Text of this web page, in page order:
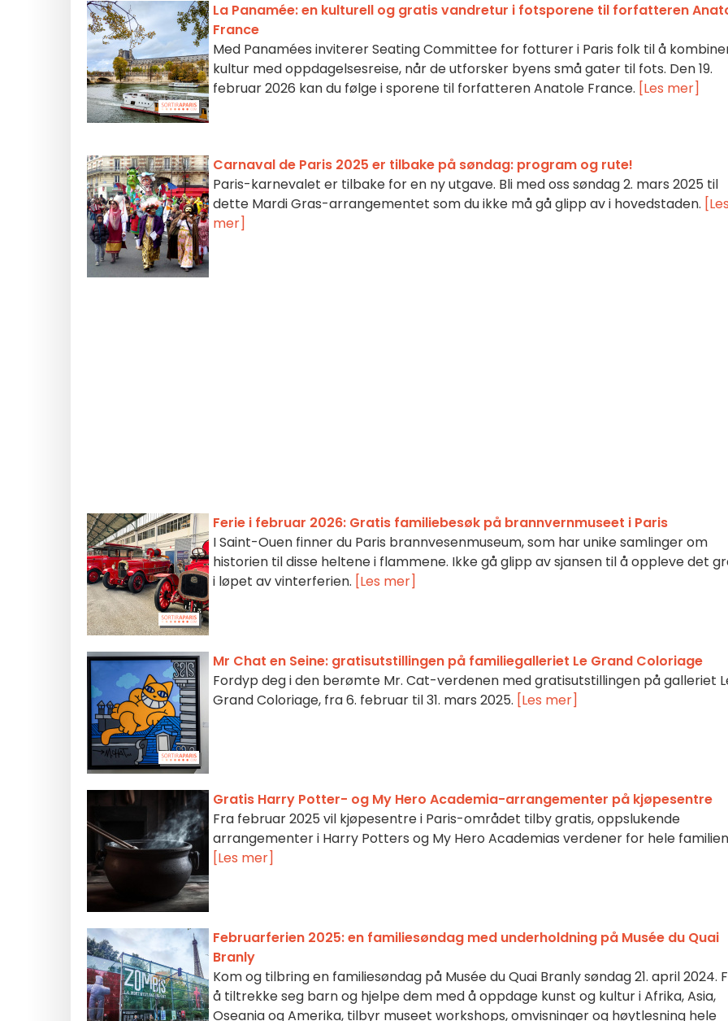
La Panamée: en kulturell og gratis vandretur i fotsporene til forfatteren
France
Med Panamées inviterer Seating Committee for fotturer i Paris folk til å
kultur med oppdagelsesreise, når de utforsker byens små gater til fots. Den 19.
februar 2026 kan du følge i sporene til forfatteren Anatole France. [Les mer]
Carnaval de Paris 2025 er tilbake på søndag: program og rute!
Paris-karnevalet er tilbake for en ny utgave. Bli med oss søndag 2. mars 2025 til
dette Mardi Gras-arrangementet som du ikke må gå glipp av i hovedstaden.
mer]
Ferie i februar 2026: Gratis familiebesøk på brannvernmuseet i Paris
I Saint-Ouen finner du Paris brannvesenmuseum, som har unike samlinger om
historien til disse heltene i flammene. Ikke gå glipp av sjansen til å oppleve det
i løpet av vinterferien. [Les mer]
Mr Chat en Seine: gratisutstillingen på familiegalleriet Le Grand Coloriage
Fordyp deg i den berømte Mr. Cat-verdenen med gratisutstillingen på galleriet
Grand Coloriage, fra 6. februar til 31. mars 2025. [Les mer]
Gratis Harry Potter- og My Hero Academia-arrangementer på kjøpesentre
Fra februar 2025 vil kjøpesentre i Paris-området tilby gratis, oppslukende
arrangementer i Harry Potters og My Hero Academias verdener for hele
[Les mer]
Februarferien 2025: en familiesøndag med underholdning på Musée du Quai
Branly
Kom og tilbring en familiesøndag på Musée du Quai Branly søndag 21. april 2024.
å tiltrekke seg barn og hjelpe dem med å oppdage kunst og kultur i Afrika, Asia,
Oseania og Amerika, tilbyr museet workshops, omvisninger og høytlesning hele